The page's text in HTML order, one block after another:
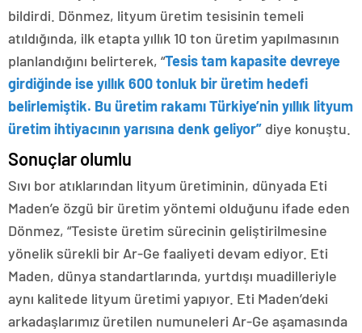
bildirdi. Dönmez, lityum üretim tesisinin temeli
atıldığında, ilk etapta yıllık 10 ton üretim yapılmasının
planlandığını belirterek, “Tesis tam kapasite devreye
girdiğinde ise yıllık 600 tonluk bir üretim hedefi
belirlemiştik. Bu üretim rakamı Türkiye’nin yıllık lityum
üretim ihtiyacının yarısına denk geliyor” diye konuştu.
Sonuçlar olumlu
Sıvı bor atıklarından lityum üretiminin, dünyada Eti
Maden’e özgü bir üretim yöntemi olduğunu ifade eden
Dönmez, “Tesiste üretim sürecinin geliştirilmesine
yönelik sürekli bir Ar-Ge faaliyeti devam ediyor. Eti
Maden, dünya standartlarında, yurtdışı muadilleriyle
aynı kalitede lityum üretimi yapıyor. Eti Maden’deki
arkadaşlarımız üretilen numuneleri Ar-Ge aşamasında